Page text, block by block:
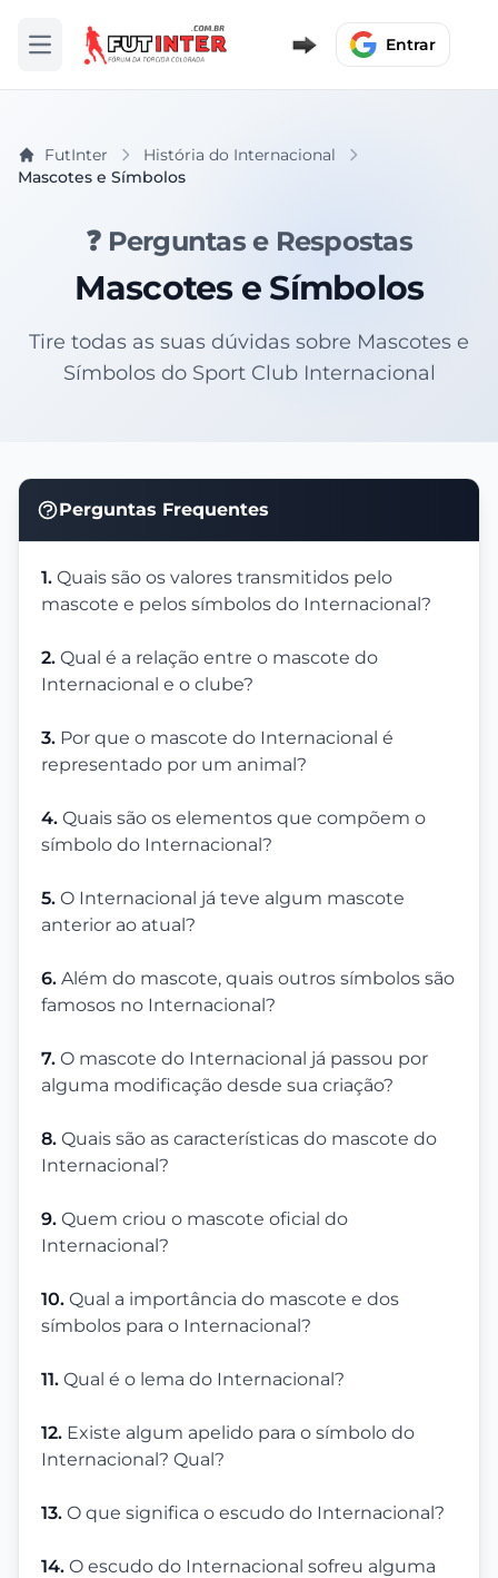
Abrir menu Entrar
FutInter
História do Internacional
Mascotes e Símbolos
❓ Perguntas e Respostas
Mascotes e Símbolos
Tire todas as suas dúvidas sobre Mascotes e
Símbolos do Sport Club Internacional
Perguntas Frequentes
1. Quais são os valores transmitidos pelo
mascote e pelos símbolos do Internacional?
2. Qual é a relação entre o mascote do
Internacional e o clube?
3. Por que o mascote do Internacional é
representado por um animal?
4. Quais são os elementos que compõem o
símbolo do Internacional?
5. O Internacional já teve algum mascote
anterior ao atual?
6. Além do mascote, quais outros símbolos são
famosos no Internacional?
7. O mascote do Internacional já passou por
alguma modificação desde sua criação?
8. Quais são as características do mascote do
Internacional?
9. Quem criou o mascote oficial do
Internacional?
10. Qual a importância do mascote e dos
símbolos para o Internacional?
11. Qual é o lema do Internacional?
12. Existe algum apelido para o símbolo do
Internacional? Qual?
13. O que significa o escudo do Internacional?
14. O escudo do Internacional sofreu alguma